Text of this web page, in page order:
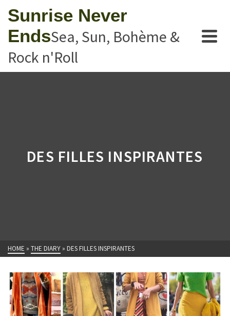
Sunrise Never
EndsSea, Sun, Bohème &
Rock n'Roll
DES FILLES INSPIRANTES
HOME » THE DIARY » DES FILLES INSPIRANTES